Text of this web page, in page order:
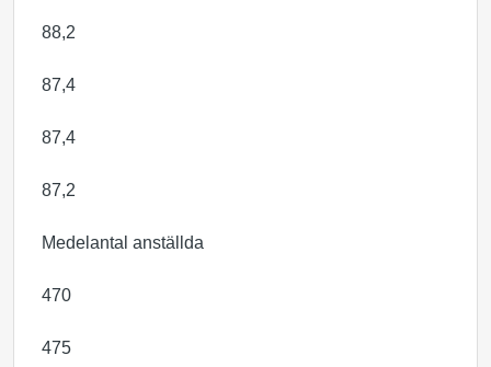
88,2
87,4
87,4
87,2
Medelantal anställda
470
475